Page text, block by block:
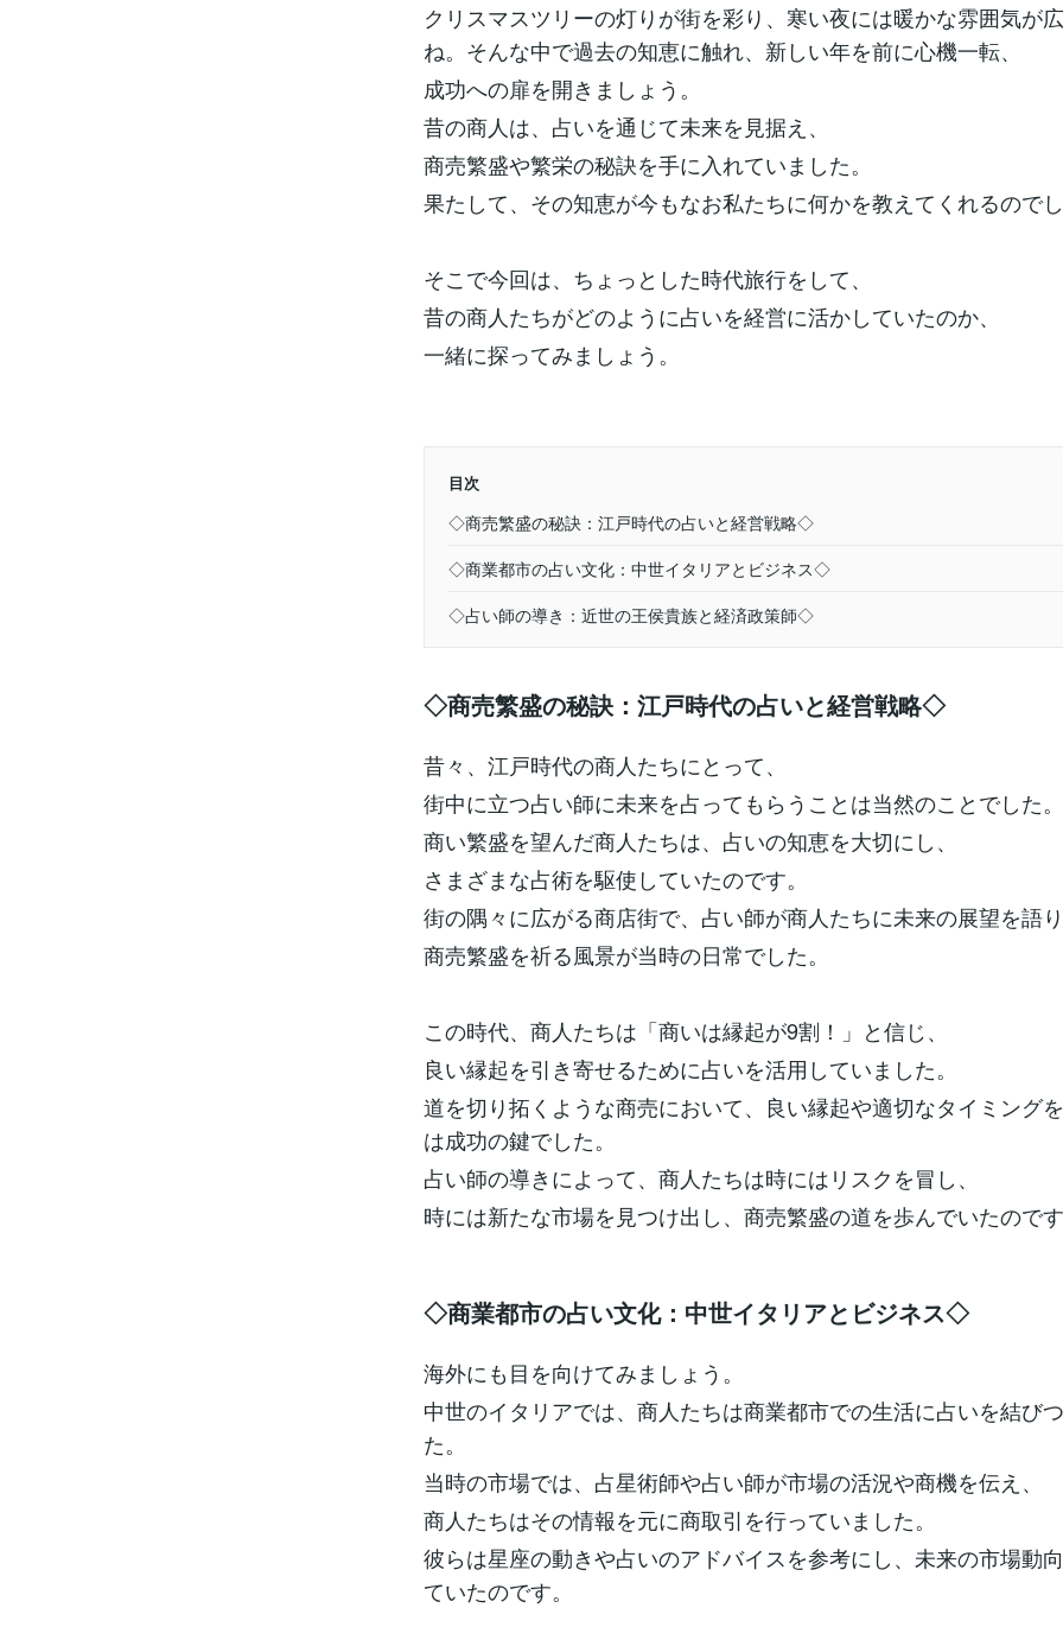
クリスマスツリーの灯りが街を彩り、寒い夜には暖かな雰囲気が
ね。そんな中で過去の知恵に触れ、新しい年を前に心機一転、
成功への扉を開きましょう。
昔の商人は、占いを通じて未来を見据え、
商売繁盛や繁栄の秘訣を手に入れていました。
果たして、その知恵が今もなお私たちに何かを教えてくれるので
そこで今回は、ちょっとした時代旅行をして、
昔の商人たちがどのように占いを経営に活かしていたのか、
一緒に探ってみましょう。
目次
◇商売繁盛の秘訣：江戸時代の占いと経営戦略◇
◇商業都市の占い文化：中世イタリアとビジネス◇
◇占い師の導き：近世の王侯貴族と経済政策師◇
◇商売繁盛の秘訣：江戸時代の占いと経営戦略◇
昔々、江戸時代の商人たちにとって、
街中に立つ占い師に未来を占ってもらうことは当然のことでした。
商い繁盛を望んだ商人たちは、占いの知恵を大切にし、
さまざまな占術を駆使していたのです。
街の隅々に広がる商店街で、占い師が商人たちに未来の展望を語
商売繁盛を祈る風景が当時の日常でした。
この時代、商人たちは「商いは縁起が9割！」と信じ、
良い縁起を引き寄せるために占いを活用していました。
道を切り拓くような商売において、良い縁起や適切なタイミング
は成功の鍵でした。
占い師の導きによって、商人たちは時にはリスクを冒し、
時には新たな市場を見つけ出し、商売繁盛の道を歩んでいたので
◇商業都市の占い文化：中世イタリアとビジネス◇
海外にも目を向けてみましょう。
中世のイタリアでは、商人たちは商業都市での生活に占いを結び
た。
当時の市場では、占星術師や占い師が市場の活況や商機を伝え、
商人たちはその情報を元に商取引を行っていました。
彼らは星座の動きや占いのアドバイスを参考にし、未来の市場動
ていたのです。